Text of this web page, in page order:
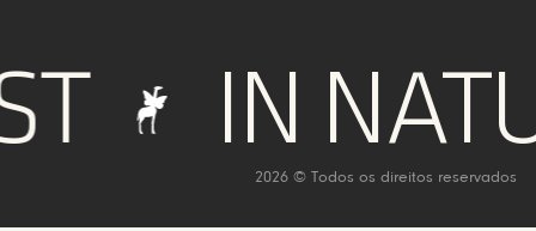
IN
2026 © Todos os direitos reservados